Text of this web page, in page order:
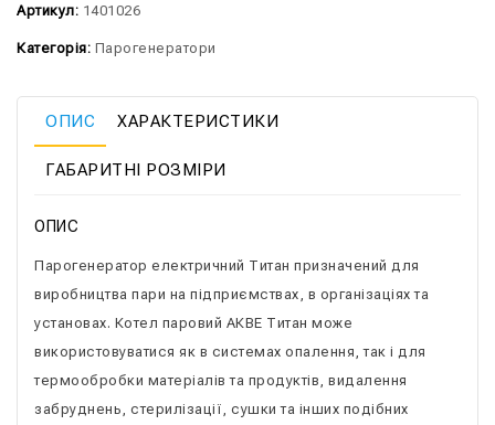
Артикул: 1401026
Категорія: Парогенератори
ОПИС ХАРАКТЕРИСТИКИ
ГАБАРИТНІ РОЗМІРИ
ОПИС
Парогенератор електричний Титан призначений для
виробництва пари на підприємствах, в організаціях та
установах. Котел паровий АКВЕ Титан може
використовуватися як в системах опалення, так і для
термообробки матеріалів та продуктів, видалення
забруднень, стерилізації, сушки та інших подібних